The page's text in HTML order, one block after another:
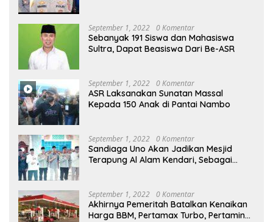
September 1, 2022 0 Komentar
Sebanyak 191 Siswa dan Mahasiswa
Sultra, Dapat Beasiswa Dari Be-ASR
September 1, 2022 0 Komentar
ASR Laksanakan Sunatan Massal
Kepada 150 Anak di Pantai Nambo
September 1, 2022 0 Komentar
Sandiaga Uno Akan Jadikan Mesjid
Terapung Al Alam Kendari, Sebagai
September 1, 2022 0 Komentar
Akhirnya Pemeritah Batalkan Kenaikan
Harga BBM, Pertamax Turbo, Pertamina